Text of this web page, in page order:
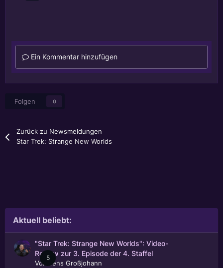
Ein Kommentar hinzufügen
Folgen 0
Zurück zu Newsmeldungen
Star Trek: Strange New Worlds
Aktuell beliebt:
5
"Star Trek: Strange New Worlds": Video-
Review zur 3. Episode der 4. Staffel
Von
Jens Großjohann